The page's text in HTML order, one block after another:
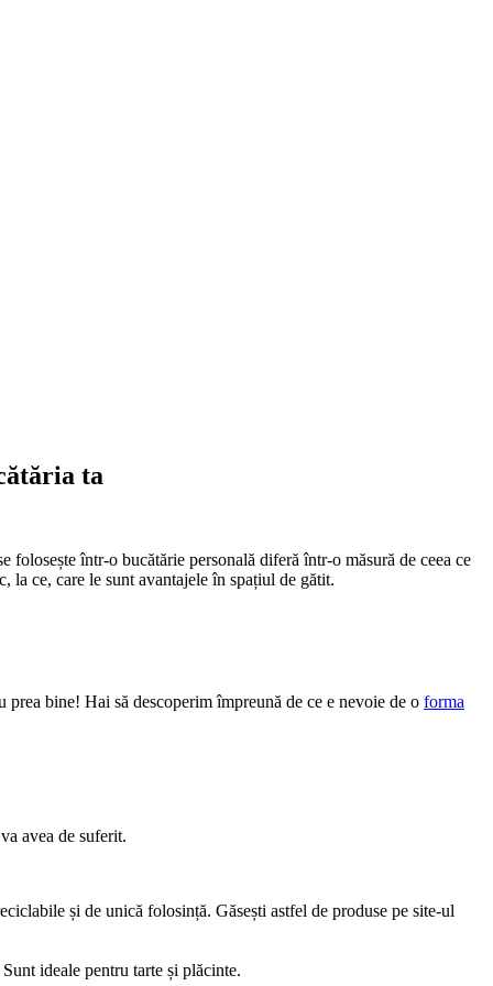
ta
într-o bucătărie personală diferă într-o măsură de ceea ce
la ce, care le sunt avantajele în spațiul de gătit.
bine! Hai să descoperim împreună de ce e nevoie de o forma
avea de suferit.
și de unică folosință. Găsești astfel de produse pe site-ul
ideale pentru tarte și plăcinte.